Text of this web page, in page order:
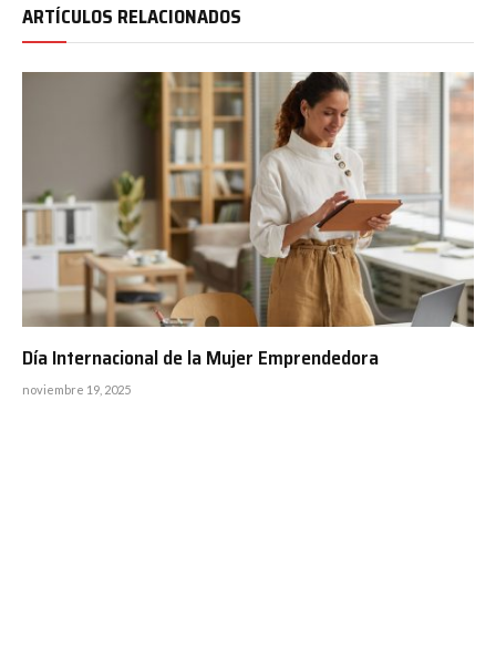
ARTÍCULOS RELACIONADOS
Día Internacional de la Mujer Emprendedora
noviembre 19, 2025